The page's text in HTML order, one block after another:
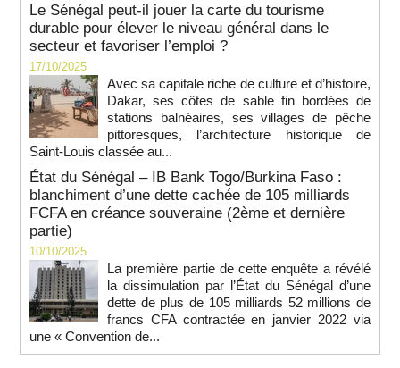
Le Sénégal peut-il jouer la carte du tourisme
durable pour élever le niveau général dans le
secteur et favoriser l’emploi ?
17/10/2025
Avec sa capitale riche de culture et d’histoire,
Dakar, ses côtes de sable fin bordées de
stations balnéaires, ses villages de pêche
pittoresques, l’architecture historique de
Saint-Louis classée au...
État du Sénégal – IB Bank Togo/Burkina Faso :
blanchiment d’une dette cachée de 105 milliards
FCFA en créance souveraine (2ème et dernière
partie)
10/10/2025
La première partie de cette enquête a révélé
la dissimulation par l’État du Sénégal d’une
dette de plus de 105 milliards 52 millions de
francs CFA contractée en janvier 2022 via
une « Convention de...